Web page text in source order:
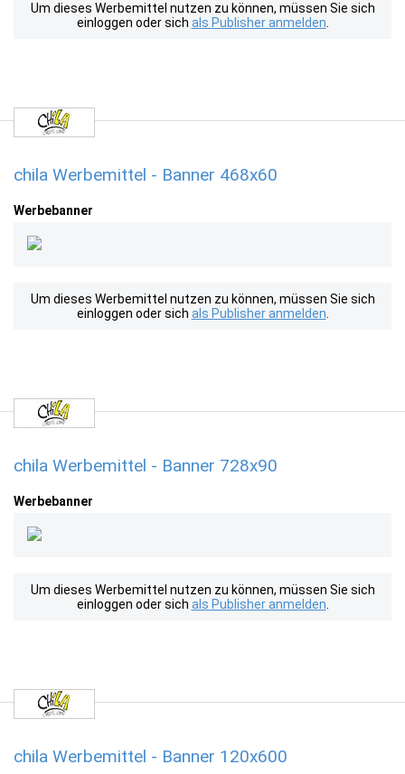
Um dieses Werbemittel nutzen zu können, müssen Sie sich
einloggen oder sich als Publisher anmelden
chila Werbemittel - Banner 468x60
Werbebanner
Um dieses Werbemittel nutzen zu können, müssen Sie sich
einloggen oder sich als Publisher anmelden
chila Werbemittel - Banner 728x90
Werbebanner
Um dieses Werbemittel nutzen zu können, müssen Sie sich
einloggen oder sich als Publisher anmelden
chila Werbemittel - Banner 120x600